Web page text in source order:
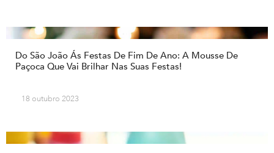
Do São João Ás Festas De Fim De Ano: A Mousse De
Paçoca Que Vai Brilhar Nas Suas Festas!
18 outubro 2023